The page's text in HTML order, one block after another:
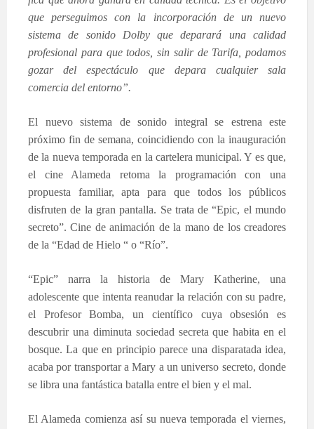
que perseguimos con la incorporación de un nuevo
sistema de sonido Dolby que deparará una calidad
profesional para que todos, sin salir de Tarifa, podamos
gozar del espectáculo que depara cualquier sala
comercia del entorno”.
El nuevo sistema de sonido integral se estrena este
próximo fin de semana, coincidiendo con la inauguración
de la nueva temporada en la cartelera municipal. Y es que,
el cine Alameda retoma la programación con una
propuesta familiar, apta para que todos los públicos
disfruten de la gran pantalla. Se trata de “Epic, el mundo
secreto”. Cine de animación de la mano de los creadores
de la “Edad de Hielo “ o “Río”.
“Epic” narra la historia de Mary Katherine, una
adolescente que intenta reanudar la relación con su padre,
el Profesor Bomba, un científico cuya obsesión es
descubrir una diminuta sociedad secreta que habita en el
bosque. La que en principio parece una disparatada idea,
acaba por transportar a Mary a un universo secreto, donde
se libra una fantástica batalla entre el bien y el mal.
El Alameda comienza así su nueva temporada el viernes,